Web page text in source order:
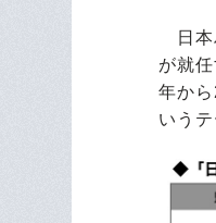
日本
が就
年か
いう